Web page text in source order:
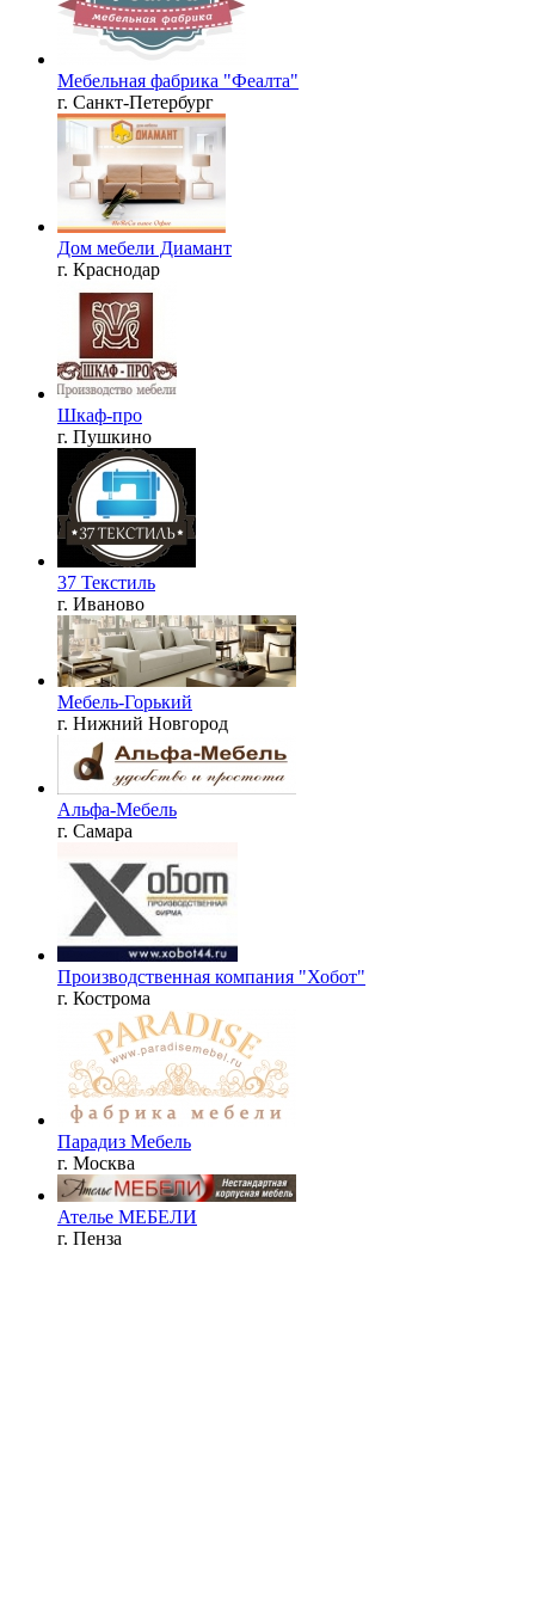
Мебельная фабрика "Феалта"
г. Санкт-Петербург
Дом мебели Диамант
г. Краснодар
Шкаф-про
г. Пушкино
37 Текстиль
г. Иваново
Мебель-Горький
г. Нижний Новгород
Альфа-Мебель
г. Самара
Производственная компания "Хобот"
г. Кострома
Парадиз Мебель
г. Москва
Ателье МЕБЕЛИ
г. Пенза